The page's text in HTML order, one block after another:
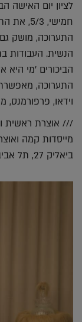
חמישי,
התערוכה, מושק
הנשית. העבודות
הביכורים 'מי
התערוכה,
וידאו, פרפורמנס,
/// אוצרת ראשית
ביאליק 27, תל אביב.